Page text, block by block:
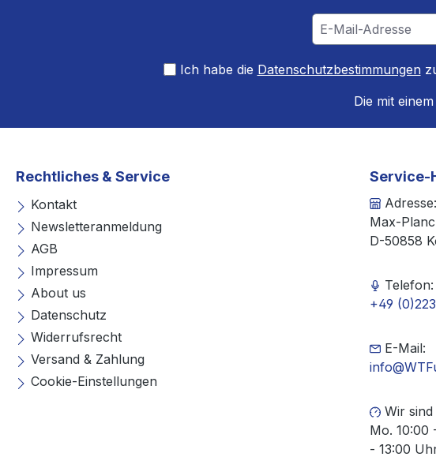
Ich habe die Datenschutzbestimmungen
Die mit
Rechtliches & Service
Kontakt
Newsletteranmeldung
AGB
Impressum
About us
Datenschutz
Widerrufsrecht
Versand & Zahlung
Cookie-Einstellungen
Service-
Adresse:
Max-
D-50858
Telefon:
+49
E-Mail:
Wir
Mo. 10:00
- 13:00